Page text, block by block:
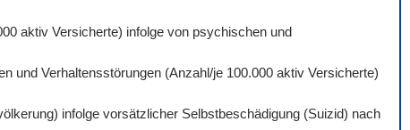
aktiv Versicherte) infolge von psychischen und
und Verhaltensstörungen (Anzahl/je 100.000 aktiv Versicherte)
infolge vorsätzlicher Selbstbeschädigung (Suizid) nach